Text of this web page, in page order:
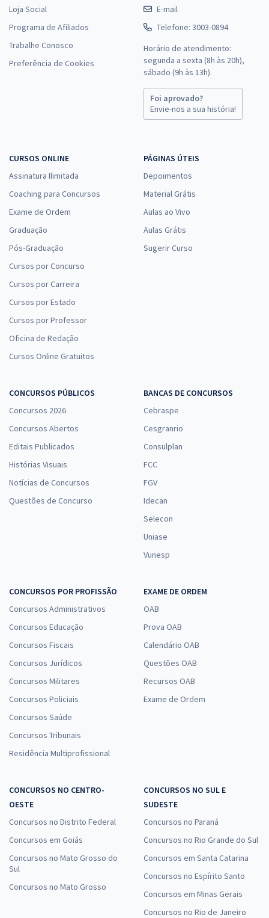
Loja Social
Programa de Afiliados
Trabalhe Conosco
Preferência de Cookies
E-mail
Telefone: 3003-0894
Horário de atendimento:
segunda a sexta (8h às 20h),
sábado (9h às 13h).
Foi aprovado?
Envie-nos a sua história!
CURSOS ONLINE
Assinatura Ilimitada
Coaching para Concursos
Exame de Ordem
Graduação
Pós-Graduação
Cursos por Concurso
Cursos por Carreira
Cursos por Estado
Cursos por Professor
Oficina de Redação
Cursos Online Gratuitos
PÁGINAS ÚTEIS
Depoimentos
Material Grátis
Aulas ao Vivo
Aulas Grátis
Sugerir Curso
CONCURSOS PÚBLICOS
Concursos 2026
Concursos Abertos
Editais Publicados
Histórias Visuais
Notícias de Concursos
Questões de Concurso
BANCAS DE CONCURSOS
Cebraspe
Cesgranrio
Consulplan
FCC
FGV
Idecan
Selecon
Uniase
Vunesp
CONCURSOS POR PROFISSÃO
Concursos Administrativos
Concursos Educação
Concursos Fiscais
Concursos Jurídicos
Concursos Militares
Concursos Policiais
Concursos Saúde
Concursos Tribunais
Residência Multiprofissional
EXAME DE ORDEM
OAB
Prova OAB
Calendário OAB
Questões OAB
Recursos OAB
Exame de Ordem
CONCURSOS NO CENTRO-
OESTE
Concursos no Distrito Federal
Concursos em Goiás
Concursos no Mato Grosso do
Sul
Concursos no Mato Grosso
CONCURSOS NO SUL E
SUDESTE
Concursos no Paraná
Concursos no Rio Grande do Sul
Concursos em Santa Catarina
Concursos no Espírito Santo
Concursos em Minas Gerais
Concursos no Rio de Janeiro